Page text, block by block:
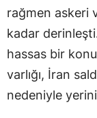
rağmen askeri
kadar
hassas bir
varlığı, İran
nedeniyle